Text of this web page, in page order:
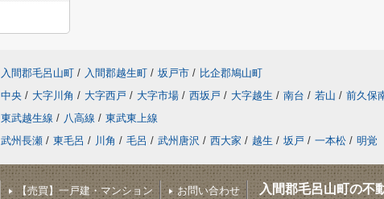
入間郡毛呂山町 / 入間郡越生町 / 坂戸市 / 比企郡鳩山町
中央 / 大字川角 / 大字西戸 / 大字市場 / 西坂戸 / 大字越生 / 南台 / 若山 / 前久保
東武越生線 / 八高線 / 東武東上線
武州長瀬 / 東毛呂 / 川角 / 毛呂 / 武州唐沢 / 西大家 / 越生 / 坂戸 / 一本松 / 明覚
【売買】一戸建・マンション
お問い合わせ
入間郡毛呂山町の不